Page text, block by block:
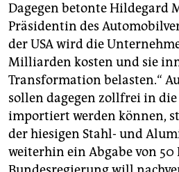
Dagegen betonte Hildegard
Präsidentin des
der USA wird die
Milliarden kosten und sie
Transformation belasten.“
sollen dagegen zollfrei in
importiert werden können,
der hiesigen Stahl- und
weiterhin ein Abgabe von 50